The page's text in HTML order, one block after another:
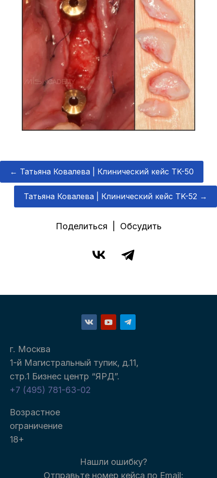
← Татьяна Ковалева | Клинический кейс TK-50
Татьяна Ковалева | Клинический кейс TK-52 →
Поделиться | Обсудить
г. Москва
1-й Магистральный тупик, д.11,
стр.1 Бизнес центр “ЯРД”.
+7 (495) 781-63-02
Возрастное
ограничение
18+
Нашли ошибку?
Отправьте номер кейса по Email: